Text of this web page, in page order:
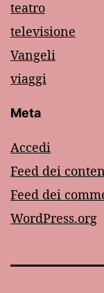
teatro
televisione
Vangeli
viaggi
Meta
Accedi
Feed dei
Feed dei
WordPress.org